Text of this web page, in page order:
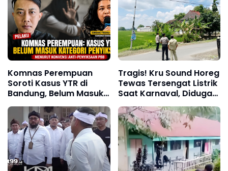
Penganiayaan Wanita di
Bandung
Komnas Perempuan
Soroti Kasus YTR di
Bandung, Belum Masuk
Menurut Konvensi PBB
Tragis! Kru Sound Horeg
Tewas Tersengat Listrik
Saat Karnaval, Diduga